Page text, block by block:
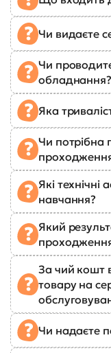
Чи видаєте
Чи
обладнання?
Яка
Чи потрібна
Які технічні
навчання?
Який
За чий кошт
товару на
Чи надаєте